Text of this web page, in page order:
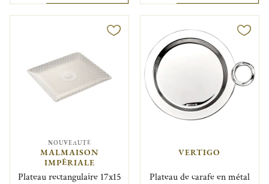
NOUVEAUTÉ
MALMAISON
IMPÉRIALE
Plateau rectangulaire 17x15
VERTIGO
Plateau de carafe en métal